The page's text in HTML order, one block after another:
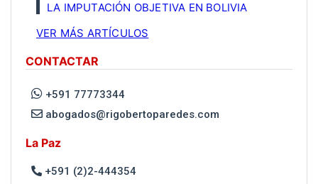
LA IMPUTACIÓN OBJETIVA EN BOLIVIA
VER MÁS ARTÍCULOS
CONTACTAR
+591 77773344
abogados@rigobertoparedes.com
La Paz
+591 (2)2-444354